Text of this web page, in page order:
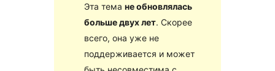
Эта тема не обновлялась
больше двух лет. Скорее
всего, она уже не
поддерживается и может